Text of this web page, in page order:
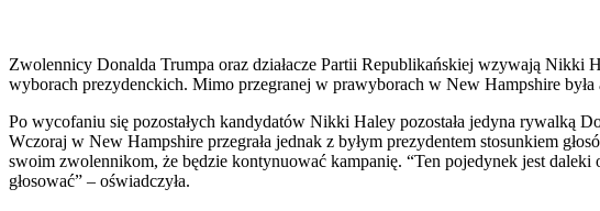
Zwolennicy Donalda Trumpa oraz działacze Partii Republikańskiej wzywają Nikki
wyborach prezydenckich. Mimo przegranej w prawyborach w New Hampshire
Po wycofaniu się pozostałych kandydatów Nikki Haley pozostała jedyna rywalką
Wczoraj w New Hampshire przegrała jednak z byłym prezydentem stosunkiem
swoim zwolennikom, że będzie kontynuować kampanię. “Ten pojedynek jest daleki
głosować” – oświadczyła.